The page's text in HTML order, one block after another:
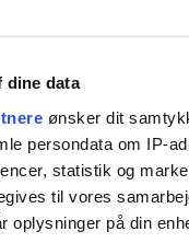
dine data
ønsker dit
persondata om IP-
statistik og
til vores
oplysninger på din